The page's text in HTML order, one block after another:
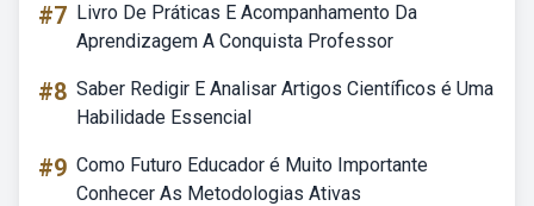
#7 Livro De Práticas E Acompanhamento Da
Aprendizagem A Conquista Professor
#8 Saber Redigir E Analisar Artigos Científicos é Uma
Habilidade Essencial
#9 Como Futuro Educador é Muito Importante
Conhecer As Metodologias Ativas